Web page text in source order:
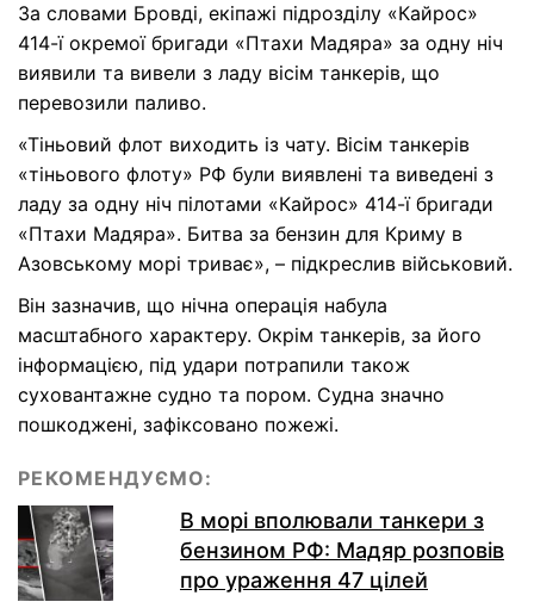
За словами Бровді, екіпажі підрозділу «Кайрос»
414-ї окремої бригади «Птахи Мадяра» за одну ніч
виявили та вивели з ладу вісім танкерів, що
перевозили паливо.
«Тіньовий флот виходить із чату. Вісім танкерів
«тіньового флоту» РФ були виявлені та виведені з
ладу за одну ніч пілотами «Кайрос» 414-ї бригади
«Птахи Мадяра». Битва за бензин для Криму в
Азовському морі триває», – підкреслив військовий.
Він зазначив, що нічна операція набула
масштабного характеру. Окрім танкерів, за його
інформацією, під удари потрапили також
суховантажне судно та пором. Судна значно
пошкоджені, зафіксовано пожежі.
РЕКОМЕНДУЄМО:
В морі вполювали танкери з
бензином РФ: Мадяр розповів
про ураження 47 цілей